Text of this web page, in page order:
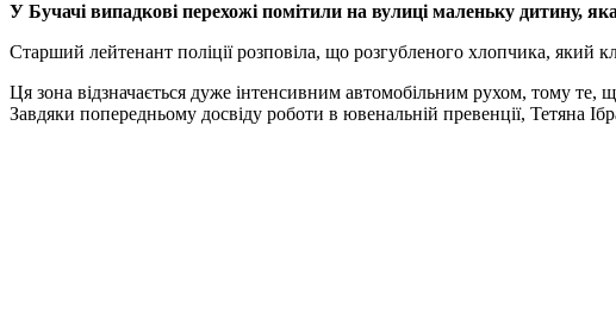
У Бучачі випадкові перехожі помітили на вулиці маленьку дитину,
Старший лейтенант поліції розповіла, що розгубленого хлопчика, який
Ця зона відзначається дуже інтенсивним автомобільним рухом, тому
Завдяки попередньому досвіду роботи в ювенальній превенції, Тетяна